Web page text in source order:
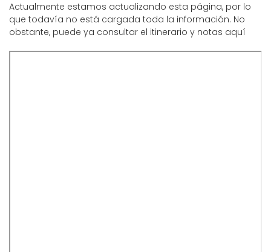
Actualmente estamos actualizando esta página, por lo
que todavía no está cargada toda la información. No
obstante, puede ya consultar el itinerario y notas aquí